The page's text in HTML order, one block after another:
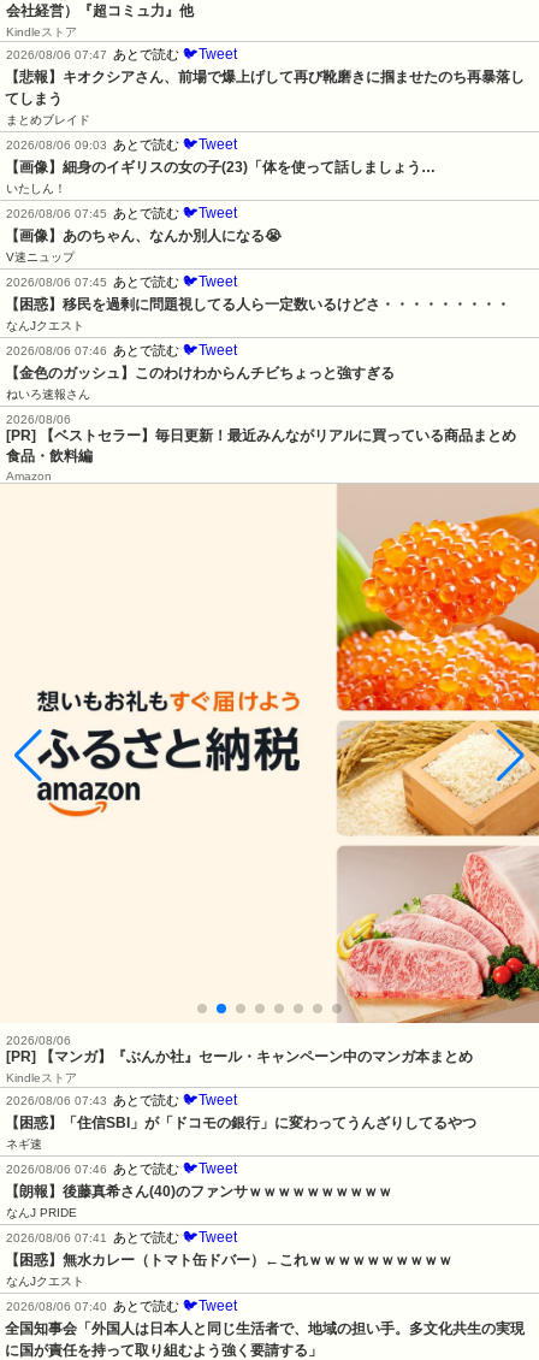
会社経営）『超コミュ力』他
Kindleストア
2026/08/06 07:47
あとで読む 🐦Tweet
【悲報】キオクシアさん、前場で爆上げして再び靴磨きに掴ませたのち再暴落し
てしまう
まとめブレイド
2026/08/06 09:03
あとで読む 🐦Tweet
【画像】細身のイギリスの女の子(23)「体を使って話しましょう…
いたしん！
2026/08/06 07:45
あとで読む 🐦Tweet
【画像】あのちゃん、なんか別人になる😭
V速ニュップ
2026/08/06 07:45
あとで読む 🐦Tweet
【困惑】移民を過剰に問題視してる人ら一定数いるけどさ・・・・・・・・・
なんJクエスト
2026/08/06 07:46
あとで読む 🐦Tweet
【金色のガッシュ】このわけわからんチビちょっと強すぎる
ねいろ速報さん
2026/08/06
[PR] 【ベストセラー】毎日更新！最近みんながリアルに買っている商品まとめ
食品・飲料編
Amazon
2026/08/06
[PR] 【マンガ】『ぶんか社』セール・キャンペーン中のマンガ本まとめ
Kindleストア
2026/08/06 07:43
あとで読む 🐦Tweet
【困惑】「住信SBI」が「ドコモの銀行」に変わってうんざりしてるやつ
ネギ速
2026/08/06 07:46
あとで読む 🐦Tweet
【朗報】後藤真希さん(40)のファンサｗｗｗｗｗｗｗｗｗｗ
なんJ PRIDE
2026/08/06 07:41
あとで読む 🐦Tweet
【困惑】無水カレー（トマト缶ドバー）←これｗｗｗｗｗｗｗｗｗｗ
なんJクエスト
2026/08/06 07:40
あとで読む 🐦Tweet
全国知事会「外国人は日本人と同じ生活者で、地域の担い手。多文化共生の実現
に国が責任を持って取り組むよう強く要請する」